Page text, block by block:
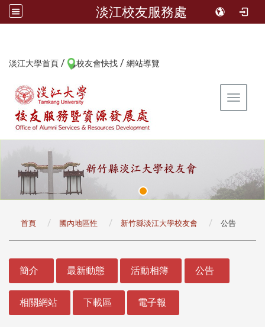
淡江校友服務處
淡江大學首頁 / 校友會快找 / 網站導覽
Toggle
首頁 國內地區性 新竹縣淡江大學校友會 公告
簡介 最新動態 活動相簿 公告
相關網站 下載區 電子報